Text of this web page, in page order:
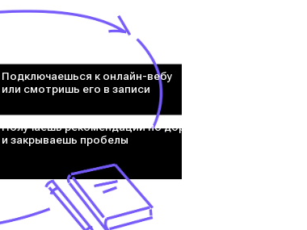
Подключаешься к онлайн-вебу
или смотришь его в записи
Получаешь рекомендации по доработке
и закрываешь пробелы